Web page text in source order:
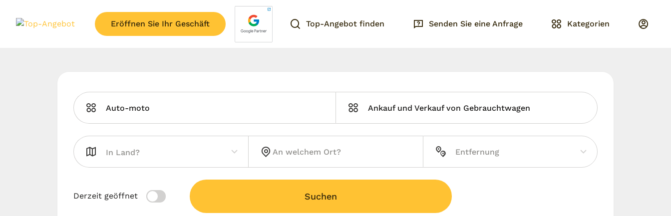
Eröffnen Sie Ihr Geschäft Top-Angebot finden Senden Sie eine Anfrage Kategorien
Auto-moto Ankauf und Verkauf von Gebrauchtwagen
Derzeit geöffnet Suchen